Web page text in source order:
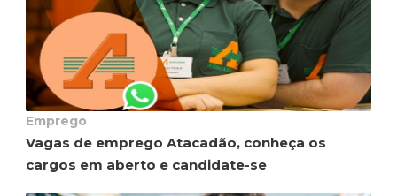
Emprego
Vagas de emprego Atacadão, conheça os
cargos em aberto e candidate-se